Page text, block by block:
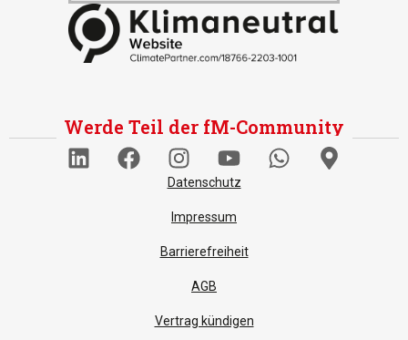
Werde Teil der fM-Community
Datenschutz
Impressum
Barrierefreiheit
AGB
Vertrag kündigen